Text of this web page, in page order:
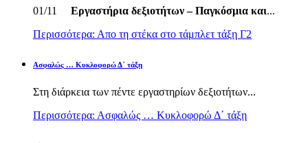
01/11 Εργαστήρια δεξιοτήτων – Παγκόσμια και...
Περισσότερα: Απο τη στέκα στο τάμπλετ τάξη Γ2
Ασφαλώς … Κυκλοφορώ Δ΄ τάξη
Στη διάρκεια των πέντε εργαστηρίων δεξιοτήτων...
Περισσότερα: Ασφαλώς … Κυκλοφορώ Δ΄ τάξη